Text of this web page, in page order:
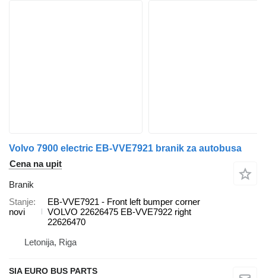
Volvo 7900 electric EB-VVE7921 branik za autobusa
Cena na upit
Branik
Stanje
novi
EB-VVE7921 - Front left bumper corner
VOLVO 22626475 EB-VVE7922 right
22626470
Letonija, Riga
SIA EURO BUS PARTS